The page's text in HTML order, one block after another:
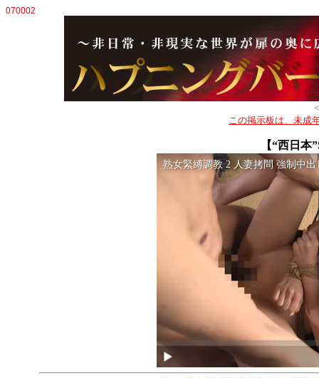
070002
この掲示板は、未成
【“西日